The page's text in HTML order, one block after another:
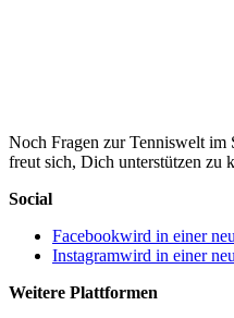
Noch Fragen zur Tenniswelt im
freut sich, Dich unterstützen zu
Social
Facebookwird in einer
Instagramwird in einer
Weitere Plattformen